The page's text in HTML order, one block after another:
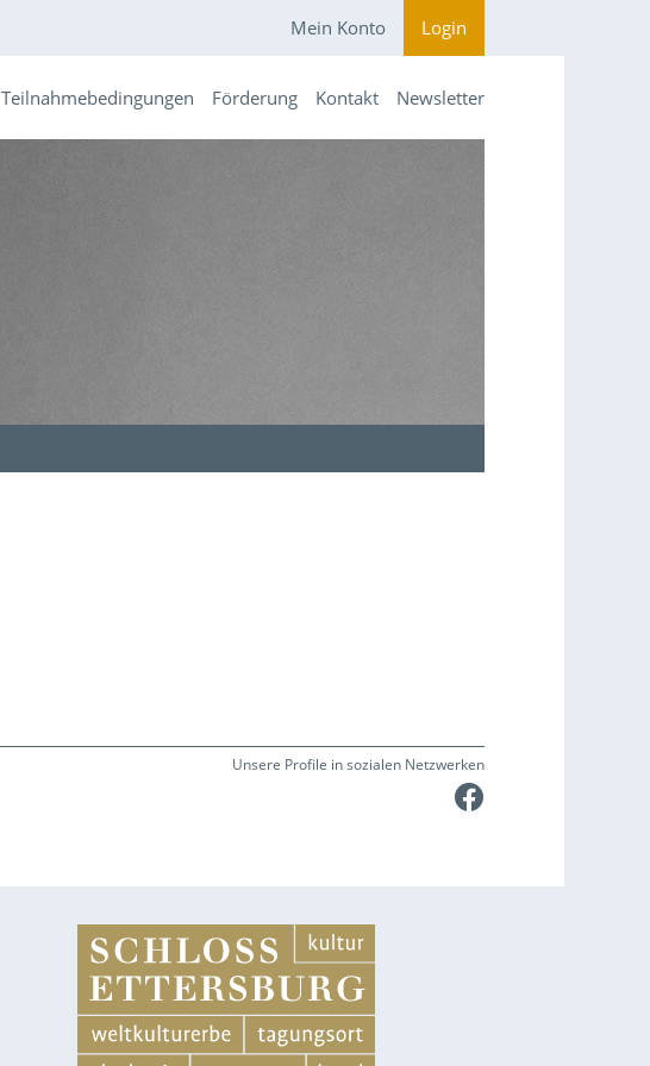
Mein Konto Login
Teilnahmebedingungen Förderung Kontakt Newsletter
Unsere Profile in sozialen Netzwerken